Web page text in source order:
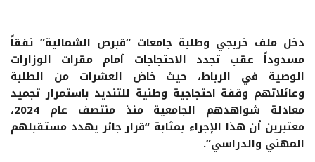
دخل ملف خريجي وطلبة جامعات “قبرص الشمالية” نفقاً
مسدوداً عقب تجدد الاحتجاجات أمام مقرات الوزارات
الوصية في الرباط، حيث خاض العشرات من الطلبة
وعائلاتهم وقفة احتجاجية وطنية للتنديد باستمرار تجميد
معادلة شواهدهم الجامعية منذ منتصف عام 2024،
معتبرين أن هذا الإجراء بمثابة “قرار جائر يهدد مستقبلهم
المهني والدراسي”.